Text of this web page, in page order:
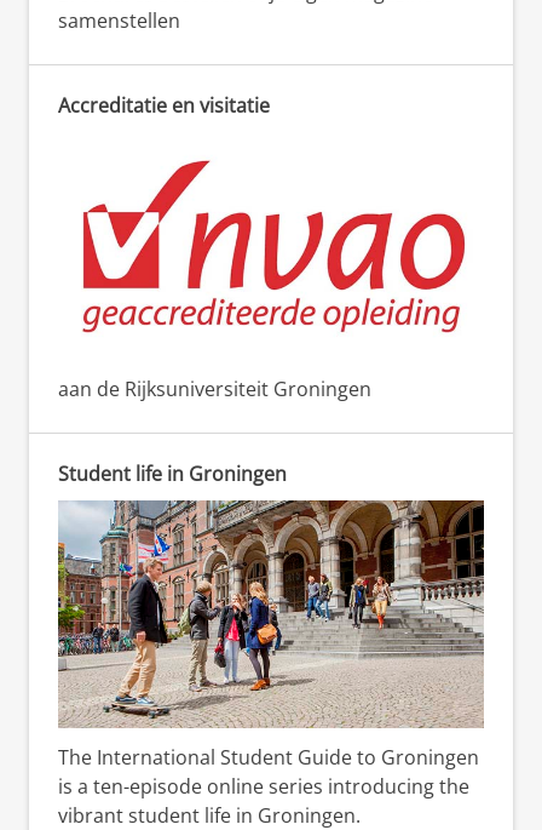
samenstellen
Accreditatie en visitatie
aan de Rijksuniversiteit Groningen
Student life in Groningen
The International Student Guide to Groningen
is a ten-episode online series introducing the
vibrant student life in Groningen.